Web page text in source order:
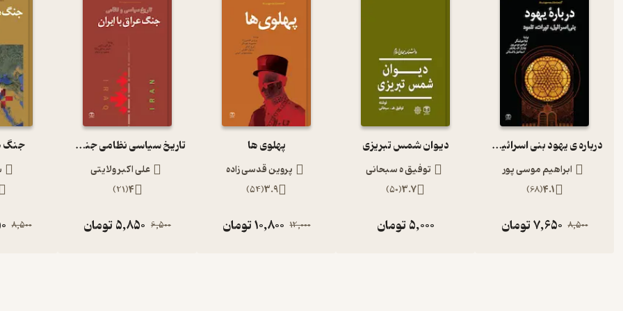
درباره ی یهود بنی اسرائیل،تورات،تلمود
ابراهیم موسی پور
4.1
(
68
)
8,500
7,650تومان
دیوان شمس تبریزی
توفیق ه سبحانی
3.7
(
50
)
5,000تومان
پهلوی ها
پروین قدسی زاده
3.9
(
54
)
12,000
10,800تومان
تاریخ سیاسی نظامی جنگ عراق با ایران
علی اکبر ولایتی
4
(
21
)
6,500
5,850تومان
جنگ
8,500